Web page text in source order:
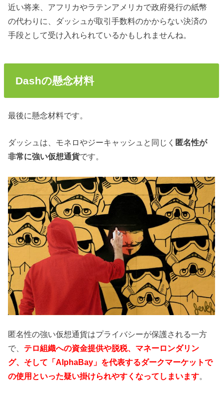
近い将来、アフリカやラテンアメリカで政府発行の紙幣
の代わりに、ダッシュが取引手数料のかからない決済の
手段として受け入れられているかもしれませんね。
Dashの懸念材料
最後に懸念材料です。
ダッシュは、モネロやジーキャッシュと同じく 匿名性が
非常に強い仮想通貨です。
匿名性の強い仮想通貨はプライバシーが保護される一方
で、 テロ組織への資金提供や脱税、マネーロンダリン
グ、そして「A lphaBay」 を代表するダークマーケットで
の使用といった疑い掛けられやすくなってしまいます。